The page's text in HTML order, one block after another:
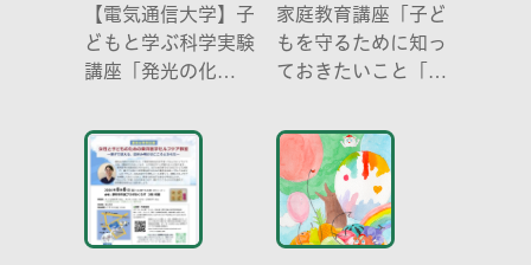
【電気通信大学】子
どもと学ぶ科学実験
講座「発光の化
い光-」
家庭教育講座「子ど
もを守るために知っ
ておきたいこと「プ
どう伝える? (幼児
編)」